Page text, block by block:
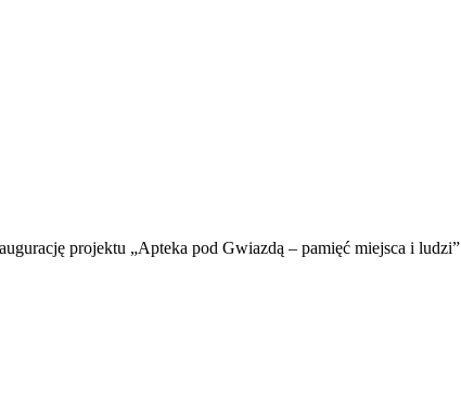
projektu „Apteka pod Gwiazdą – pamięć miejsca i ludzi”